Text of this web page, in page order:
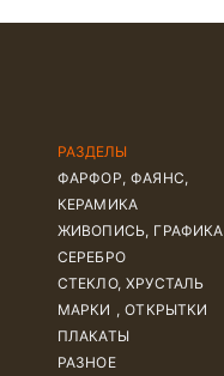
РАЗДЕЛЫ
ФАРФОР, ФАЯНС,
КЕРАМИКА
ЖИВОПИСЬ, ГРАФИКА
СЕРЕБРО
СТЕКЛО, ХРУСТАЛЬ
МАРКИ , ОТКРЫТКИ
ПЛАКАТЫ
РАЗНОЕ